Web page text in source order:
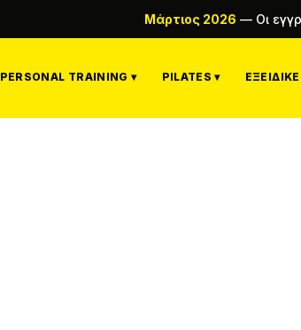
Μάρτιος 2026 — Οι
PERSONAL TRAINING ▾ PILATES ▾